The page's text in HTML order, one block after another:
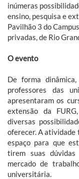
inúmeras
ensino, pesquisa e
Pavilhão 3 do
privadas, de Rio
O evento
De forma
professores das
apresentaram os
extensão da
diversas
oferecer. A atividade
espaço para que
tirem suas
mercado de
universitária.